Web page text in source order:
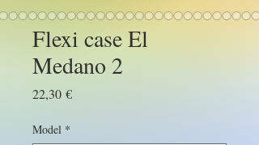
Flexi case El
Medano 2
22,30 €Prix
Model *